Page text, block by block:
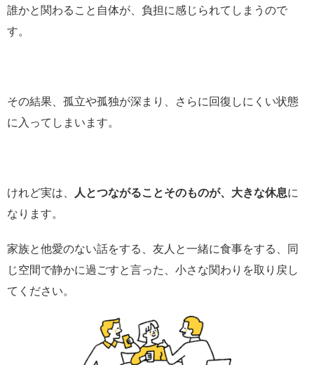
誰かと関わること自体が、負担に感じられてしまうので
す。
その結果、孤立や孤独が深まり、さらに回復しにくい状態
に入ってしまいます。
けれど実は、 人とつながることそのものが、大きな休息に
なります。
家族と他愛のない話をする、友人と一緒に食事をする、同
じ空間で静かに過ごすと言った、小さな関わりを取り戻し
てください。